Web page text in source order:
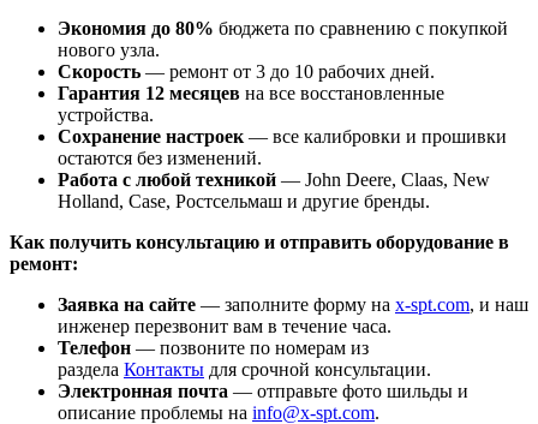
Экономия до 80% бюджета по сравнению с покупкой
нового узла.
Скорость — ремонт от 3 до 10 рабочих дней.
Гарантия 12 месяцев на все восстановленные
устройства.
Сохранение настроек — все калибровки и прошивки
остаются без изменений.
Работа с любой техникой — John Deere, Claas, New
Holland, Case, Ростсельмаш и другие бренды.
Как получить консультацию и отправить оборудование в
ремонт:
Заявка на сайте — заполните форму на x-spt.com, и наш
инженер перезвонит вам в течение часа.
Телефон — позвоните по номерам из
раздела Контакты для срочной консультации.
Электронная почта — отправьте фото шильды и
описание проблемы на info@x-spt.com.